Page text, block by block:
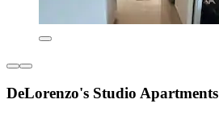
DeLorenzo's Studio Apartments